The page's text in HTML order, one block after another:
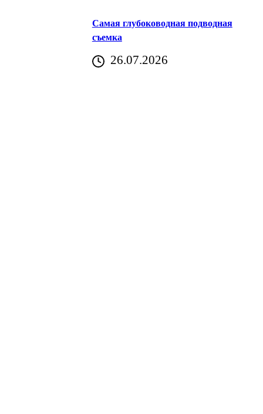
Самая глубоководная подводная
съемка
26.07.2026